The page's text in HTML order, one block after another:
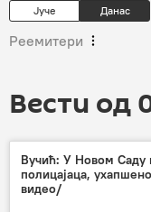
Јуче Данас
Реемитери
Вести од
Вучић: У Новом Саду
полицајаца,
видео/